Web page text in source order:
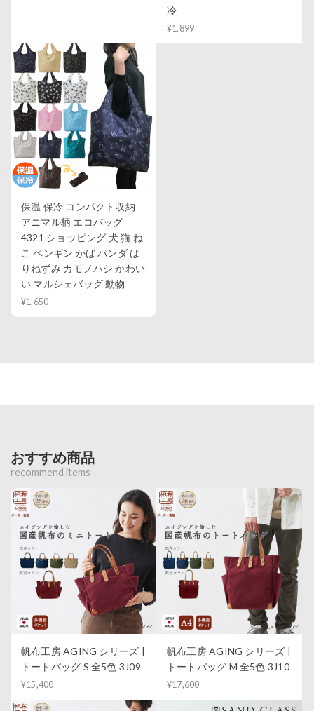
冷
¥1,899
保温 保冷 コンパクト収納
アニマル柄 エコバッグ
4321 ショッピング 犬 猫 ね
こ ペンギン かば パンダ は
りねずみ カモノハシ かわい
い マルシェバッグ 動物
¥1,650
おすすめ商品
recommend items
帆布工房 AGING シリーズ |
トートバッグ S 全5色 3J09
¥15,400
帆布工房 AGING シリーズ |
トートバッグ M 全5色 3J10
¥17,600